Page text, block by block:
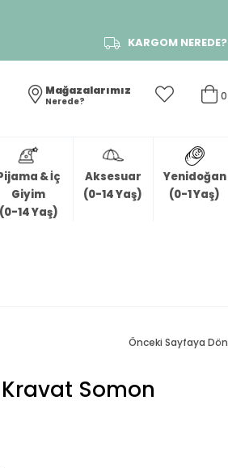
KARGOM NEREDE?
0
Mağazalarımız
Nerede?
& İç
Giyim
(0-14 Yaş)
Aksesuar
(0-14 Yaş)
Yenidoğan
(0-1 Yaş)
Önceki Sayfaya Dön
Somon